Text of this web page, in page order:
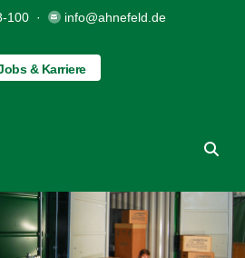
100 · info@ahnefeld.de
& Karriere